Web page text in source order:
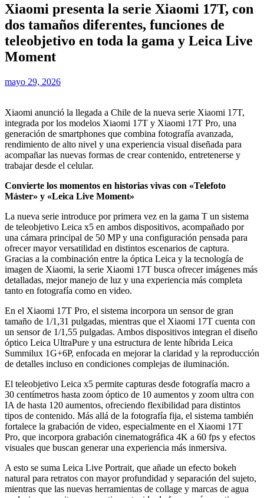
Xiaomi presenta la serie Xiaomi 17T, con
dos tamaños diferentes, funciones de
teleobjetivo en toda la gama y Leica Live
Moment
mayo 29, 2026
Xiaomi anunció la llegada a Chile de la nueva serie Xiaomi 17T,
integrada por los modelos Xiaomi 17T y Xiaomi 17T Pro, una
generación de smartphones que combina fotografía avanzada,
rendimiento de alto nivel y una experiencia visual diseñada para
acompañar las nuevas formas de crear contenido, entretenerse y
trabajar desde el celular.
Convierte los momentos en historias vivas con «Telefoto
Máster» y «Leica Live Moment»
La nueva serie introduce por primera vez en la gama T un sistema
de teleobjetivo Leica x5 en ambos dispositivos, acompañado por
una cámara principal de 50 MP y una configuración pensada para
ofrecer mayor versatilidad en distintos escenarios de captura.
Gracias a la combinación entre la óptica Leica y la tecnología de
imagen de Xiaomi, la serie Xiaomi 17T busca ofrecer imágenes más
detalladas, mejor manejo de luz y una experiencia más completa
tanto en fotografía como en video.
En el Xiaomi 17T Pro, el sistema incorpora un sensor de gran
tamaño de 1/1,31 pulgadas, mientras que el Xiaomi 17T cuenta con
un sensor de 1/1,55 pulgadas. Ambos dispositivos integran el diseño
óptico Leica UltraPure y una estructura de lente híbrida Leica
Summilux 1G+6P, enfocada en mejorar la claridad y la reproducción
de detalles incluso en condiciones complejas de iluminación.
El teleobjetivo Leica x5 permite capturas desde fotografía macro a
30 centímetros hasta zoom óptico de 10 aumentos y zoom ultra con
IA de hasta 120 aumentos, ofreciendo flexibilidad para distintos
tipos de contenido. Más allá de la fotografía fija, el sistema también
fortalece la grabación de video, especialmente en el Xiaomi 17T
Pro, que incorpora grabación cinematográfica 4K a 60 fps y efectos
visuales que buscan generar una experiencia más inmersiva.
A esto se suma Leica Live Portrait, que añade un efecto bokeh
natural para retratos con mayor profundidad y separación del sujeto,
mientras que las nuevas herramientas de collage y marcas de agua